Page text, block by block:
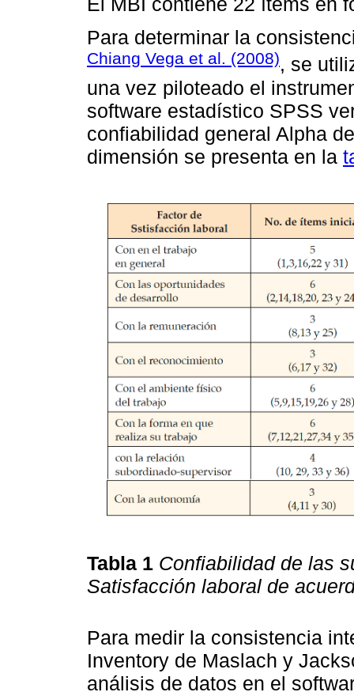
Para determinar la
Chiang Vega et al. (2008), se
una vez piloteado el
software estadístico SPSS
confiabilidad general Alpha
dimensión se presenta en la
Tabla 1 Confiabilidad de las
Satisfacción laboral de
Para medir la consistencia
Inventory de Maslach y
análisis de datos en el